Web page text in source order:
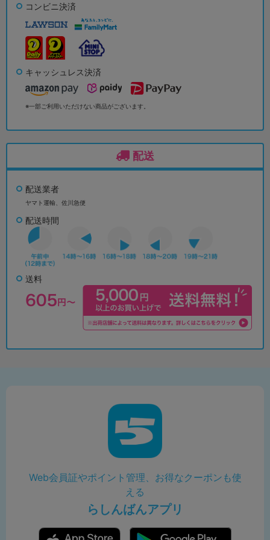
コンビニ決済
キャッシュレス決済
※一部ご利用いただけない商品がございます。
配送
配送業者
ヤマト運輸、佐川急便
配送時間
送料
Web会員証やポイント管理、お得なクーポンも使
える
らしんばんアプリ